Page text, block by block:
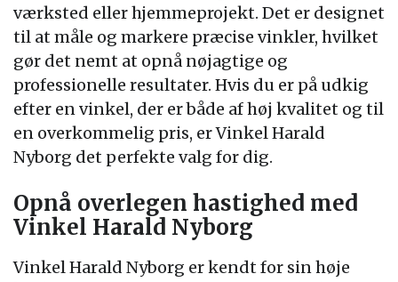
værksted eller hjemmeprojekt. Det er designet
til at måle og markere præcise vinkler, hvilket
gør det nemt at opnå nøjagtige og
professionelle resultater. Hvis du er på udkig
efter en vinkel, der er både af høj kvalitet og til
en overkommelig pris, er Vinkel Harald
Nyborg det perfekte valg for dig.
Opnå overlegen hastighed med
Vinkel Harald Nyborg
Vinkel Harald Nyborg er kendt for sin høje